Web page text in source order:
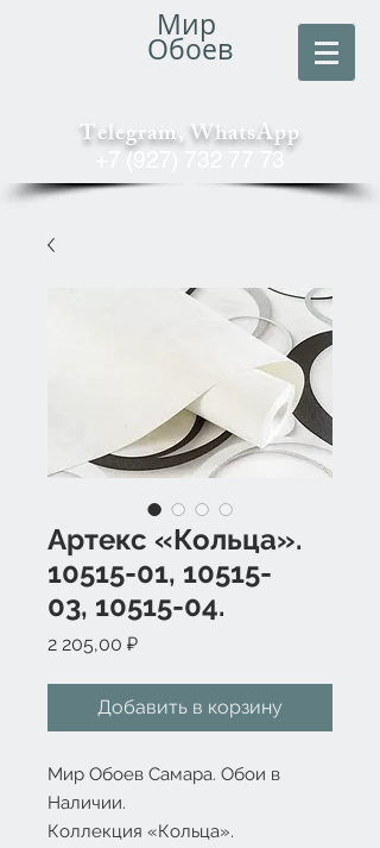
Мир
Обоев
Telegram, WhatsApp
+7 (927) 732 77 73
Артекс «Кольца».
10515-01, 10515-
03, 10515-04.
2 205,00 ₽Цена
Добавить в корзину
Мир Обоев Самара. Обои в
Наличии.
Коллекция «Кольца».